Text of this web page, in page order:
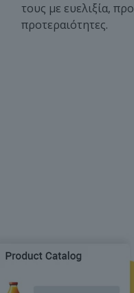
τους με ευελιξία,
προτεραιότητες.